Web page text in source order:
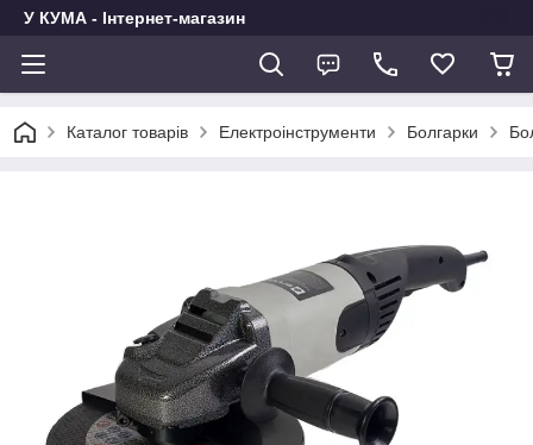
У КУМА - Інтернет-магазин
Каталог товарів Електроінструменти Болгарки